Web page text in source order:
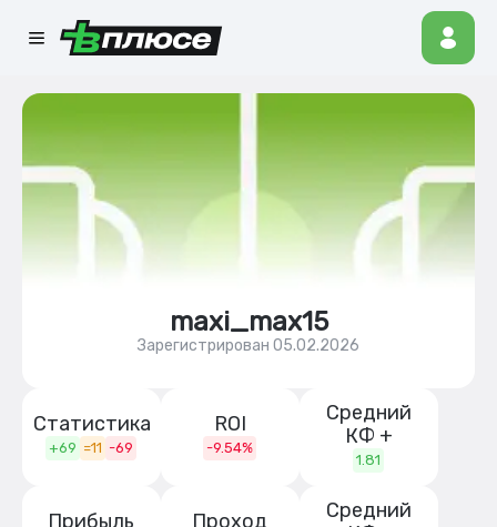
maxi_max15
Зарегистрирован 05.02.2026
Статистика
+69 =11 -69
ROI
-9.54%
Средний
КФ +
1.81
Прибыль Проход
Средний